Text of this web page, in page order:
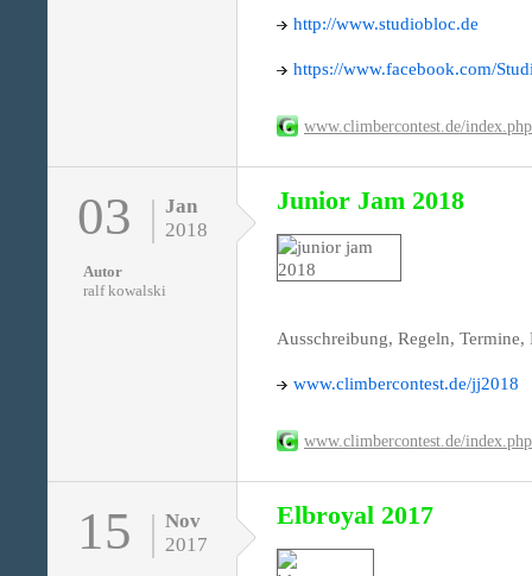
http://www.studiobloc.de
https://www.facebook.com/
www.climbercontest.de/
03
Jan
2018
Autor
ralf kowalski
Junior Jam 2018
Ausschreibung, Regeln, Termine,
www.climbercontest.de/jj2018
www.climbercontest.de/
15
Nov
2017
Elbroyal 2017